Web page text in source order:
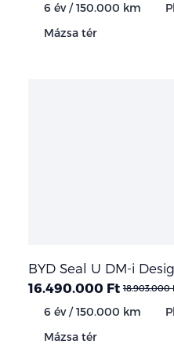
6 év / 150.000 km
Mázsa tér
BYD Seal U DM-i
16.490.000 Ft 18.903.000
6 év / 150.000 km
Mázsa tér